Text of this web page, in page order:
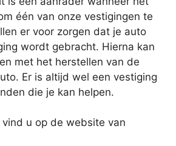
één van onze vestigingen te
er voor zorgen dat je auto
wordt gebracht. Hierna kan
met het herstellen van de
Er is altijd wel een vestiging
die je kan helpen.
u op de website van